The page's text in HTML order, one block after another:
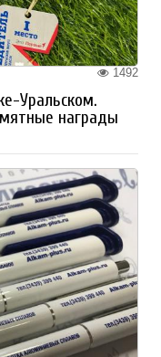
1492
Уральском.
награды